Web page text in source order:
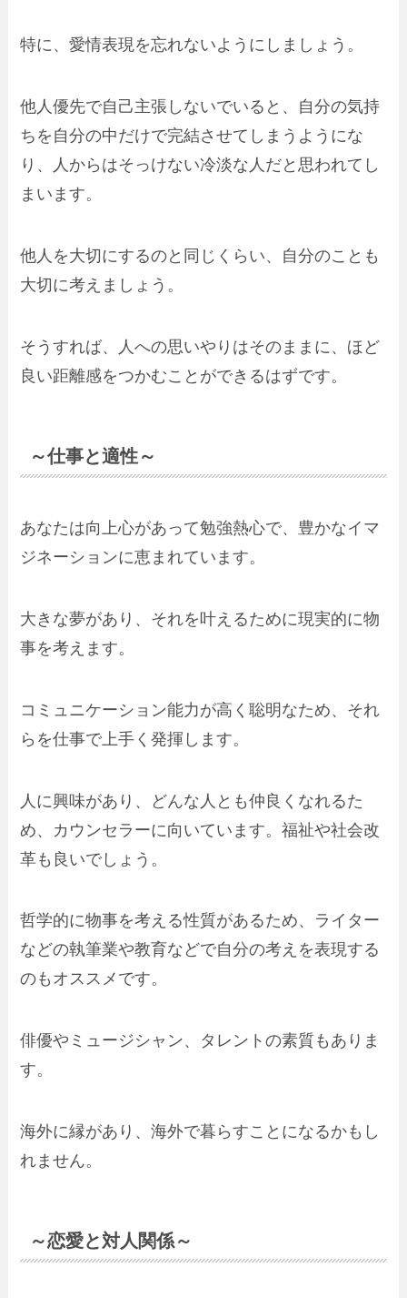
特に、愛情表現を忘れないようにしましょう。
他人優先で自己主張しないでいると、自分の気持
ちを自分の中だけで完結させてしまうようにな
り、人からはそっけない冷淡な人だと思われてし
まいます。
他人を大切にするのと同じくらい、自分のことも
大切に考えましょう。
そうすれば、人への思いやりはそのままに、ほど
良い距離感をつかむことができるはずです。
～仕事と適性～
あなたは向上心があって勉強熱心で、豊かなイマ
ジネーションに恵まれています。
大きな夢があり、それを叶えるために現実的に物
事を考えます。
コミュニケーション能力が高く聡明なため、それ
らを仕事で上手く発揮します。
人に興味があり、どんな人とも仲良くなれるた
め、カウンセラーに向いています。福祉や社会改
革も良いでしょう。
哲学的に物事を考える性質があるため、ライター
などの執筆業や教育などで自分の考えを表現する
のもオススメです。
俳優やミュージシャン、タレントの素質もありま
す。
海外に縁があり、海外で暮らすことになるかもし
れません。
～恋愛と対人関係～